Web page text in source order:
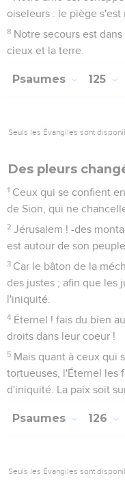
8 Notre secours est
cieux et la terre.
Psaumes
Ceux qui se confient
de Sion, qui ne
2 Jérusalem ! -des
est autour de son
3 Car le bâton de la
des justes ; afin que les
l'iniquité.
4 Éternel ! fais du bien
droits dans leur coeur !
5 Mais quant à ceux qui
tortueuses, l'Éternel les
d'iniquité. La paix soit
Psaumes 126